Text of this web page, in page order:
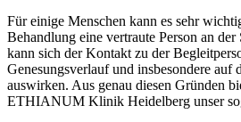
Für einige Menschen kann es sehr
Behandlung eine vertraute Person an
kann sich der Kontakt zu der
Genesungsverlauf und insbesondere auf
auswirken. Aus genau diesen Gründen
ETHIANUM Klinik Heidelberg unser